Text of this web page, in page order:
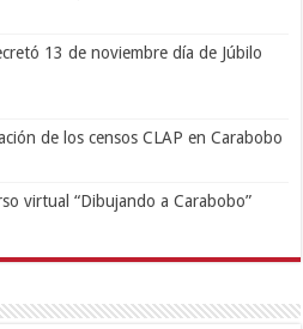
13 de noviembre día de Júbilo
de los censos CLAP en Carabobo
virtual “Dibujando a Carabobo”